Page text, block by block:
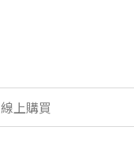
線上購買